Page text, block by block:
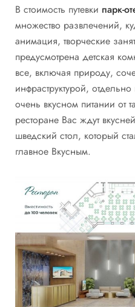
В стоимость путевки парк-
множество развлечений,
анимация, творческие
предусмотрена детская
все, включая природу,
инфраструктурой,
очень вкусном питании от
ресторане Вас ждут
шведский стол, который
главное Вкусным.